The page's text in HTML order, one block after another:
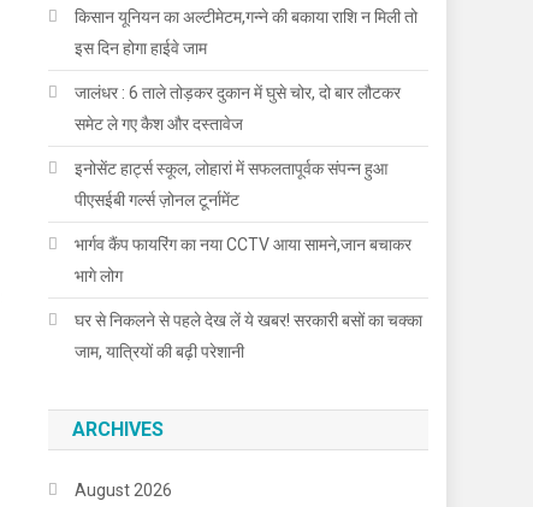
किसान यूनियन का अल्टीमेटम,गन्ने की बकाया राशि न मिली तो
इस दिन होगा हाईवे जाम
जालंधर : 6 ताले तोड़कर दुकान में घुसे चोर, दो बार लौटकर
समेट ले गए कैश और दस्तावेज
इनोसेंट हार्ट्स स्कूल, लोहारां में सफलतापूर्वक संपन्न हुआ
पीएसईबी गर्ल्स ज़ोनल टूर्नामेंट
भार्गव कैंप फायरिंग का नया CCTV आया सामने,जान बचाकर
भागे लोग
घर से निकलने से पहले देख लें ये खबर! सरकारी बसों का चक्का
जाम, यात्रियों की बढ़ी परेशानी
ARCHIVES
August 2026